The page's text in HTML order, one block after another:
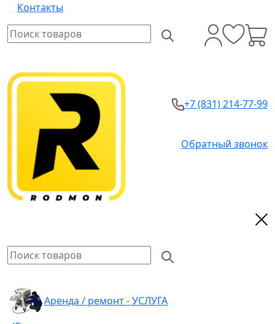
Контакты
+7 (831) 214-77-99
Обратный звонок
Аренда / ремонт - УСЛУГА